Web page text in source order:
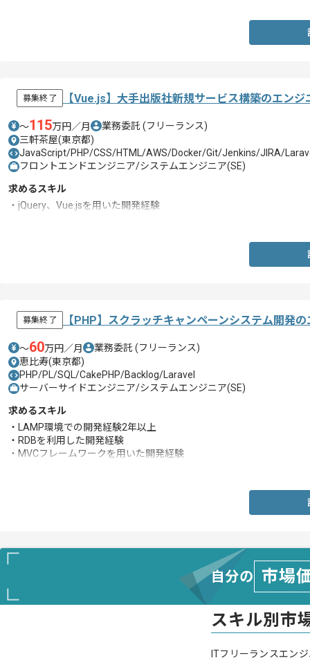
募集終了 【Vue.js】大手出版社新規サービス構築のエン
〜115万円／月 業務委託 (フリーランス)
三軒茶屋(東京都)
JavaScript/PHP/CSS/HTML/AWS/Docker/Git/Jenkins/JIRA/
フロントエンドエンジニア/システムエンジニア(SE)
求めるスキル
・jQuery、Vue.jsを用いた開発経験
募集終了 【PHP】スクラッチキャンペーンシステム開発
〜60万円／月 業務委託 (フリーランス)
恵比寿(東京都)
PHP/PL/SQL/CakePHP/Backlog/Laravel
サーバーサイドエンジニア/システムエンジニア(SE)
求めるスキル
・LAMP環境での開発経験2年以上
・RDBを利用した開発経験
・MVCフレームワークを用いた開発経験
自分の 市場
スキル別市
ITフリーランスエン